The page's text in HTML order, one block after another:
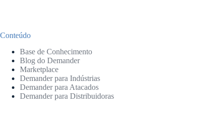
Conteúdo
Base de Conhecimento
Blog do Demander
Marketplace
Demander para Indústrias
Demander para Atacados
Demander para Distribuidoras